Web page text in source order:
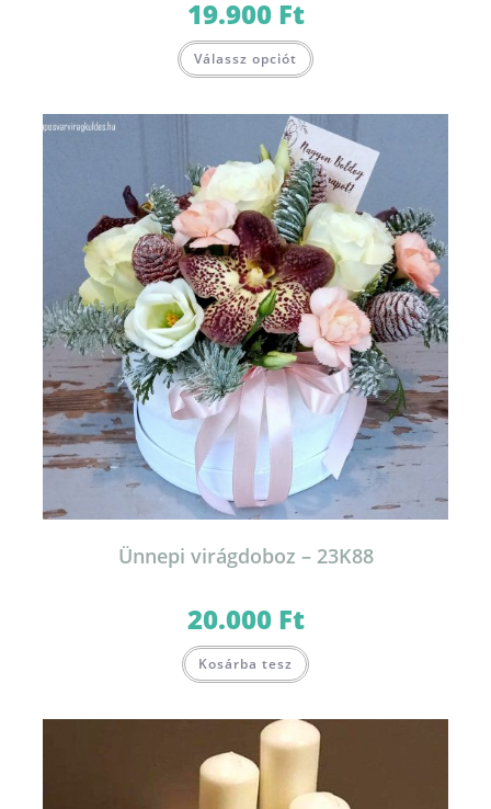
19.900 Ft
Válassz opciót
Ünnepi virágdoboz – 23K88
20.000 Ft
Kosárba tesz